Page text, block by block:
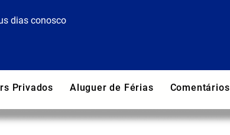
dias conosco
Privados Aluguer de Férias Comentários